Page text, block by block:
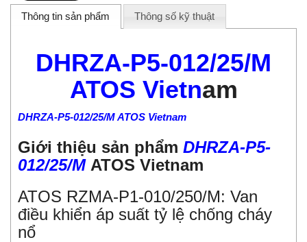
Thông tin sản phẩm Thông số kỹ thuật
DHRZA-P5-012/25/M
ATOS Vietnam
DHRZA-P5-012/25/M ATOS Vietnam
Giới thiệu sản phẩm DHRZA-P5-
012/25/M ATOS Vietnam
ATOS RZMA-P1-010/250/M: Van
điều khiển áp suất tỷ lệ chống cháy
nổ